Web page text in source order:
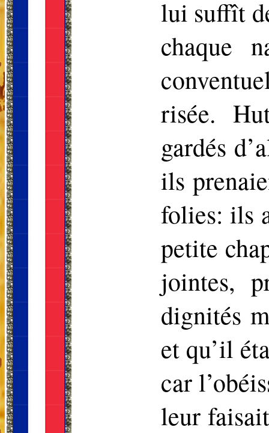
lui suffît
chaque
risée.
gardés
ils
folies: ils
petite
jointes,
dignités
et qu’il
car
leur